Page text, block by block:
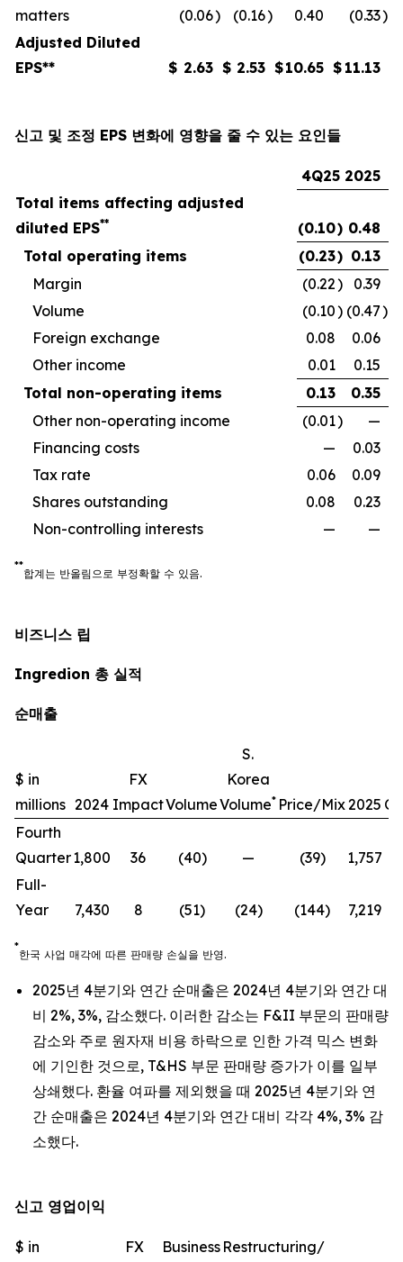
matters
(0.06) (0.16) 0.40 (0.33)
Adjusted Diluted
EPS**
$ 2.63 $ 2.53 $10.65 $ 11.13
신고 및 조정 EPS 변화에 영향을 줄 수 있는 요인들
4Q25 2025
Total items affecting adjusted
diluted EPS** (0.10) 0.48
Total operating items
(0.23) 0.13
Margin
(0.22)
0.39
Volume
(0.10) (0.47)
Foreign exchange
0.08
0.06
Other income
0.01
0.15
Total non-operating items
0.13
0.35
Other non-operating income
(0.01)
—
Financing costs
—
0.03
Tax rate
0.06
0.09
Shares outstanding
0.08
0.23
Non-controlling interests
— —
**
합계는 반올림으로 부정확할 수 있음.
비즈니스 립
Ingredion 총 실적
순매출
$ in
millions 2024
FX
ImpactVolume
S.
Korea
Volume* Price/Mix2025
Fourth
Quarter1,800 36 (40) — (39) 1,757
Full-
Year
7,430 8 (51) (24) (144) 7,219
*
한국 사업 매각에 따른 판매량 손실을 반영.
2025년 4분기와 연간 순매출은 2024년 4분기와 연간 대
비 2%, 3%, 감소했다. 이러한 감소는 F&II 부문의 판매량
감소와 주로 원자재 비용 하락으로 인한 가격 믹스 변화
에 기인한 것으로, T&HS 부문 판매량 증가가 이를 일부
상쇄했다. 환율 여파를 제외했을 때 2025년 4분기와 연
간 순매출은 2024년 4분기와 연간 대비 각각 4%, 3% 감
소했다.
신고 영업이익
$ in FX Business Restructuring/